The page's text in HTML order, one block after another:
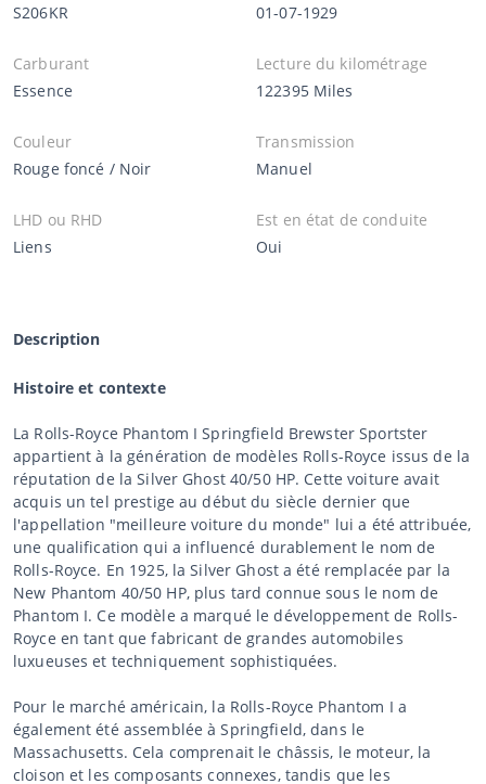
S206KR
01-07-1929
Carburant
Essence
Lecture du kilométrage
122395 Miles
Couleur
Rouge foncé / Noir
Transmission
Manuel
LHD ou RHD
Liens
Est en état de conduite
Oui
Description
Histoire et contexte
La Rolls-Royce Phantom I Springfield Brewster Sportster
appartient à la génération de modèles Rolls-Royce issus de la
réputation de la Silver Ghost 40/50 HP. Cette voiture avait
acquis un tel prestige au début du siècle dernier que
l'appellation "meilleure voiture du monde" lui a été attribuée,
une qualification qui a influencé durablement le nom de
Rolls-Royce. En 1925, la Silver Ghost a été remplacée par la
New Phantom 40/50 HP, plus tard connue sous le nom de
Phantom I. Ce modèle a marqué le développement de Rolls-
Royce en tant que fabricant de grandes automobiles
luxueuses et techniquement sophistiquées.
Pour le marché américain, la Rolls-Royce Phantom I a
également été assemblée à Springfield, dans le
Massachusetts. Cela comprenait le châssis, le moteur, la
cloison et les composants connexes, tandis que les